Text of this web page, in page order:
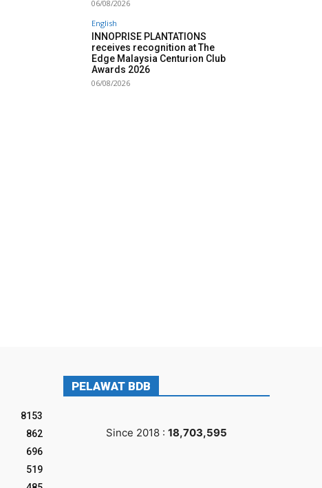
06/08/2026
English
INNOPRISE PLANTATIONS
receives recognition at The
Edge Malaysia Centurion Club
Awards 2026
06/08/2026
8153
862
696
519
PELAWAT BDB
Since 2018 : 18,703,595